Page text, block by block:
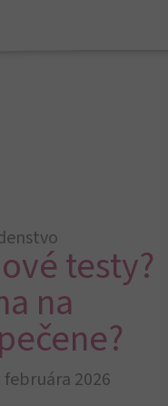
testy?
na
februára 2026